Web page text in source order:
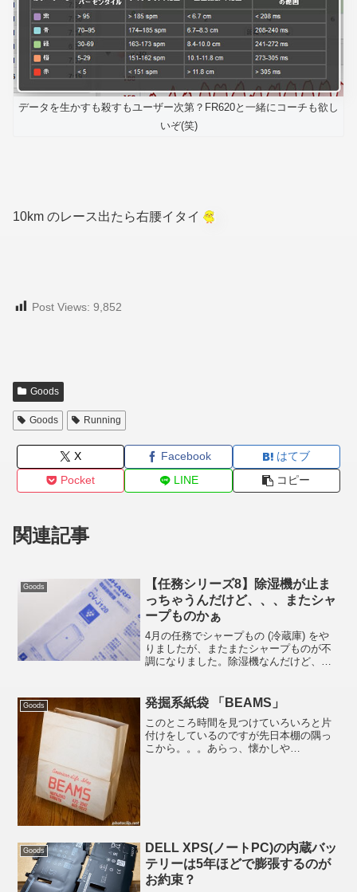
データを生かすも殺すもユーザー次第？FR620と一緒にコーチも欲し
いぞ(笑)
10km のレース出たら右腰イタイ
Post Views: 9,852
Goods
Goods Running
X Facebook
はてブ
Pocket
LINE コピー
関連記事
Goods
【任務シリーズ8】除湿機が止ま
っちゃうんだけど、、、またシャ
ープものかぁ
4月の任務でシャープもの (冷蔵庫) をや
りましたが、またまたシャープものが不
調になりました。除湿機なんだけど、ス
ャープものか？ヽ( ´ｰ`)ノ 動かないのはま
ずいよね...
Goods 発掘系紙袋 「BEAMS」
このところ時間を見つけていろいろと片
付けをしているのですが先日本棚の隅っ
こから。。。あらっ、懐かしや
Goods
DELL XPS(ノートPC)の内蔵バッ
テリーは5年ほどで膨張するのが
お約束？